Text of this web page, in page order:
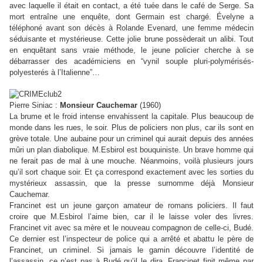
avec laquelle il était en contact, a été tuée dans le café de Serge. Sa
mort entraîne une enquête, dont Germain est chargé. Évelyne a
téléphoné avant son décès à Rolande Evenard, une femme médecin
séduisante et mystérieuse. Cette jolie brune possèderait un alibi. Tout
en enquêtant sans vraie méthode, le jeune policier cherche à se
débarrasser des académiciens en“vynil souple pluri-polymérisés-
polyesterés à l’Italienne”…
Pierre Siniac : Monsieur Cauchemar (1960)
La brume et le froid intense envahissent la capitale. Plus beaucoup de
monde dans les rues, le soir. Plus de policiers non plus, car ils sont en
grève totale. Une aubaine pour un criminel qui aurait depuis des années
mûri un plan diabolique. M.Esbirol est bouquiniste. Un brave homme qui
ne ferait pas de mal à une mouche. Néanmoins, voilà plusieurs jours
qu’il sort chaque soir. Et ça correspond exactement avec les sorties du
mystérieux assassin, que la presse surnomme déjà Monsieur
Cauchemar.
Francinet est un jeune garçon amateur de romans policiers. Il faut
croire que M.Esbirol l’aime bien, car il le laisse voler des livres.
Francinet vit avec sa mère et le nouveau compagnon de celle-ci, Budé.
Ce dernier est l’inspecteur de police qui a arrêté et abattu le père de
Francinet, un criminel. Si jamais le gamin découvre l’identité de